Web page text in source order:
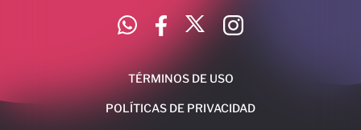
TÉRMINOS DE USO
POLÍTICAS DE PRIVACIDAD